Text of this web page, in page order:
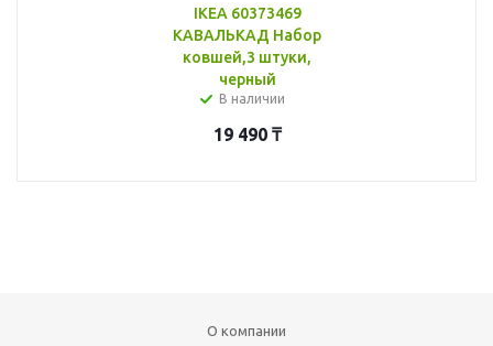
IKEA 60373469
КАВАЛЬКАД Набор
ковшей,3 штуки,
черный
В наличии
19 490₸
О компании